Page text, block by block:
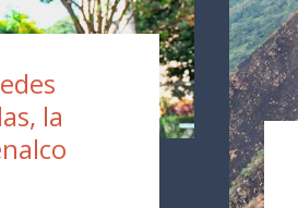
la